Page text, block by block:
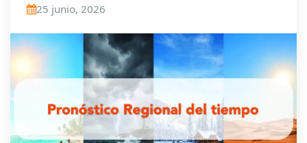
25 junio, 2026